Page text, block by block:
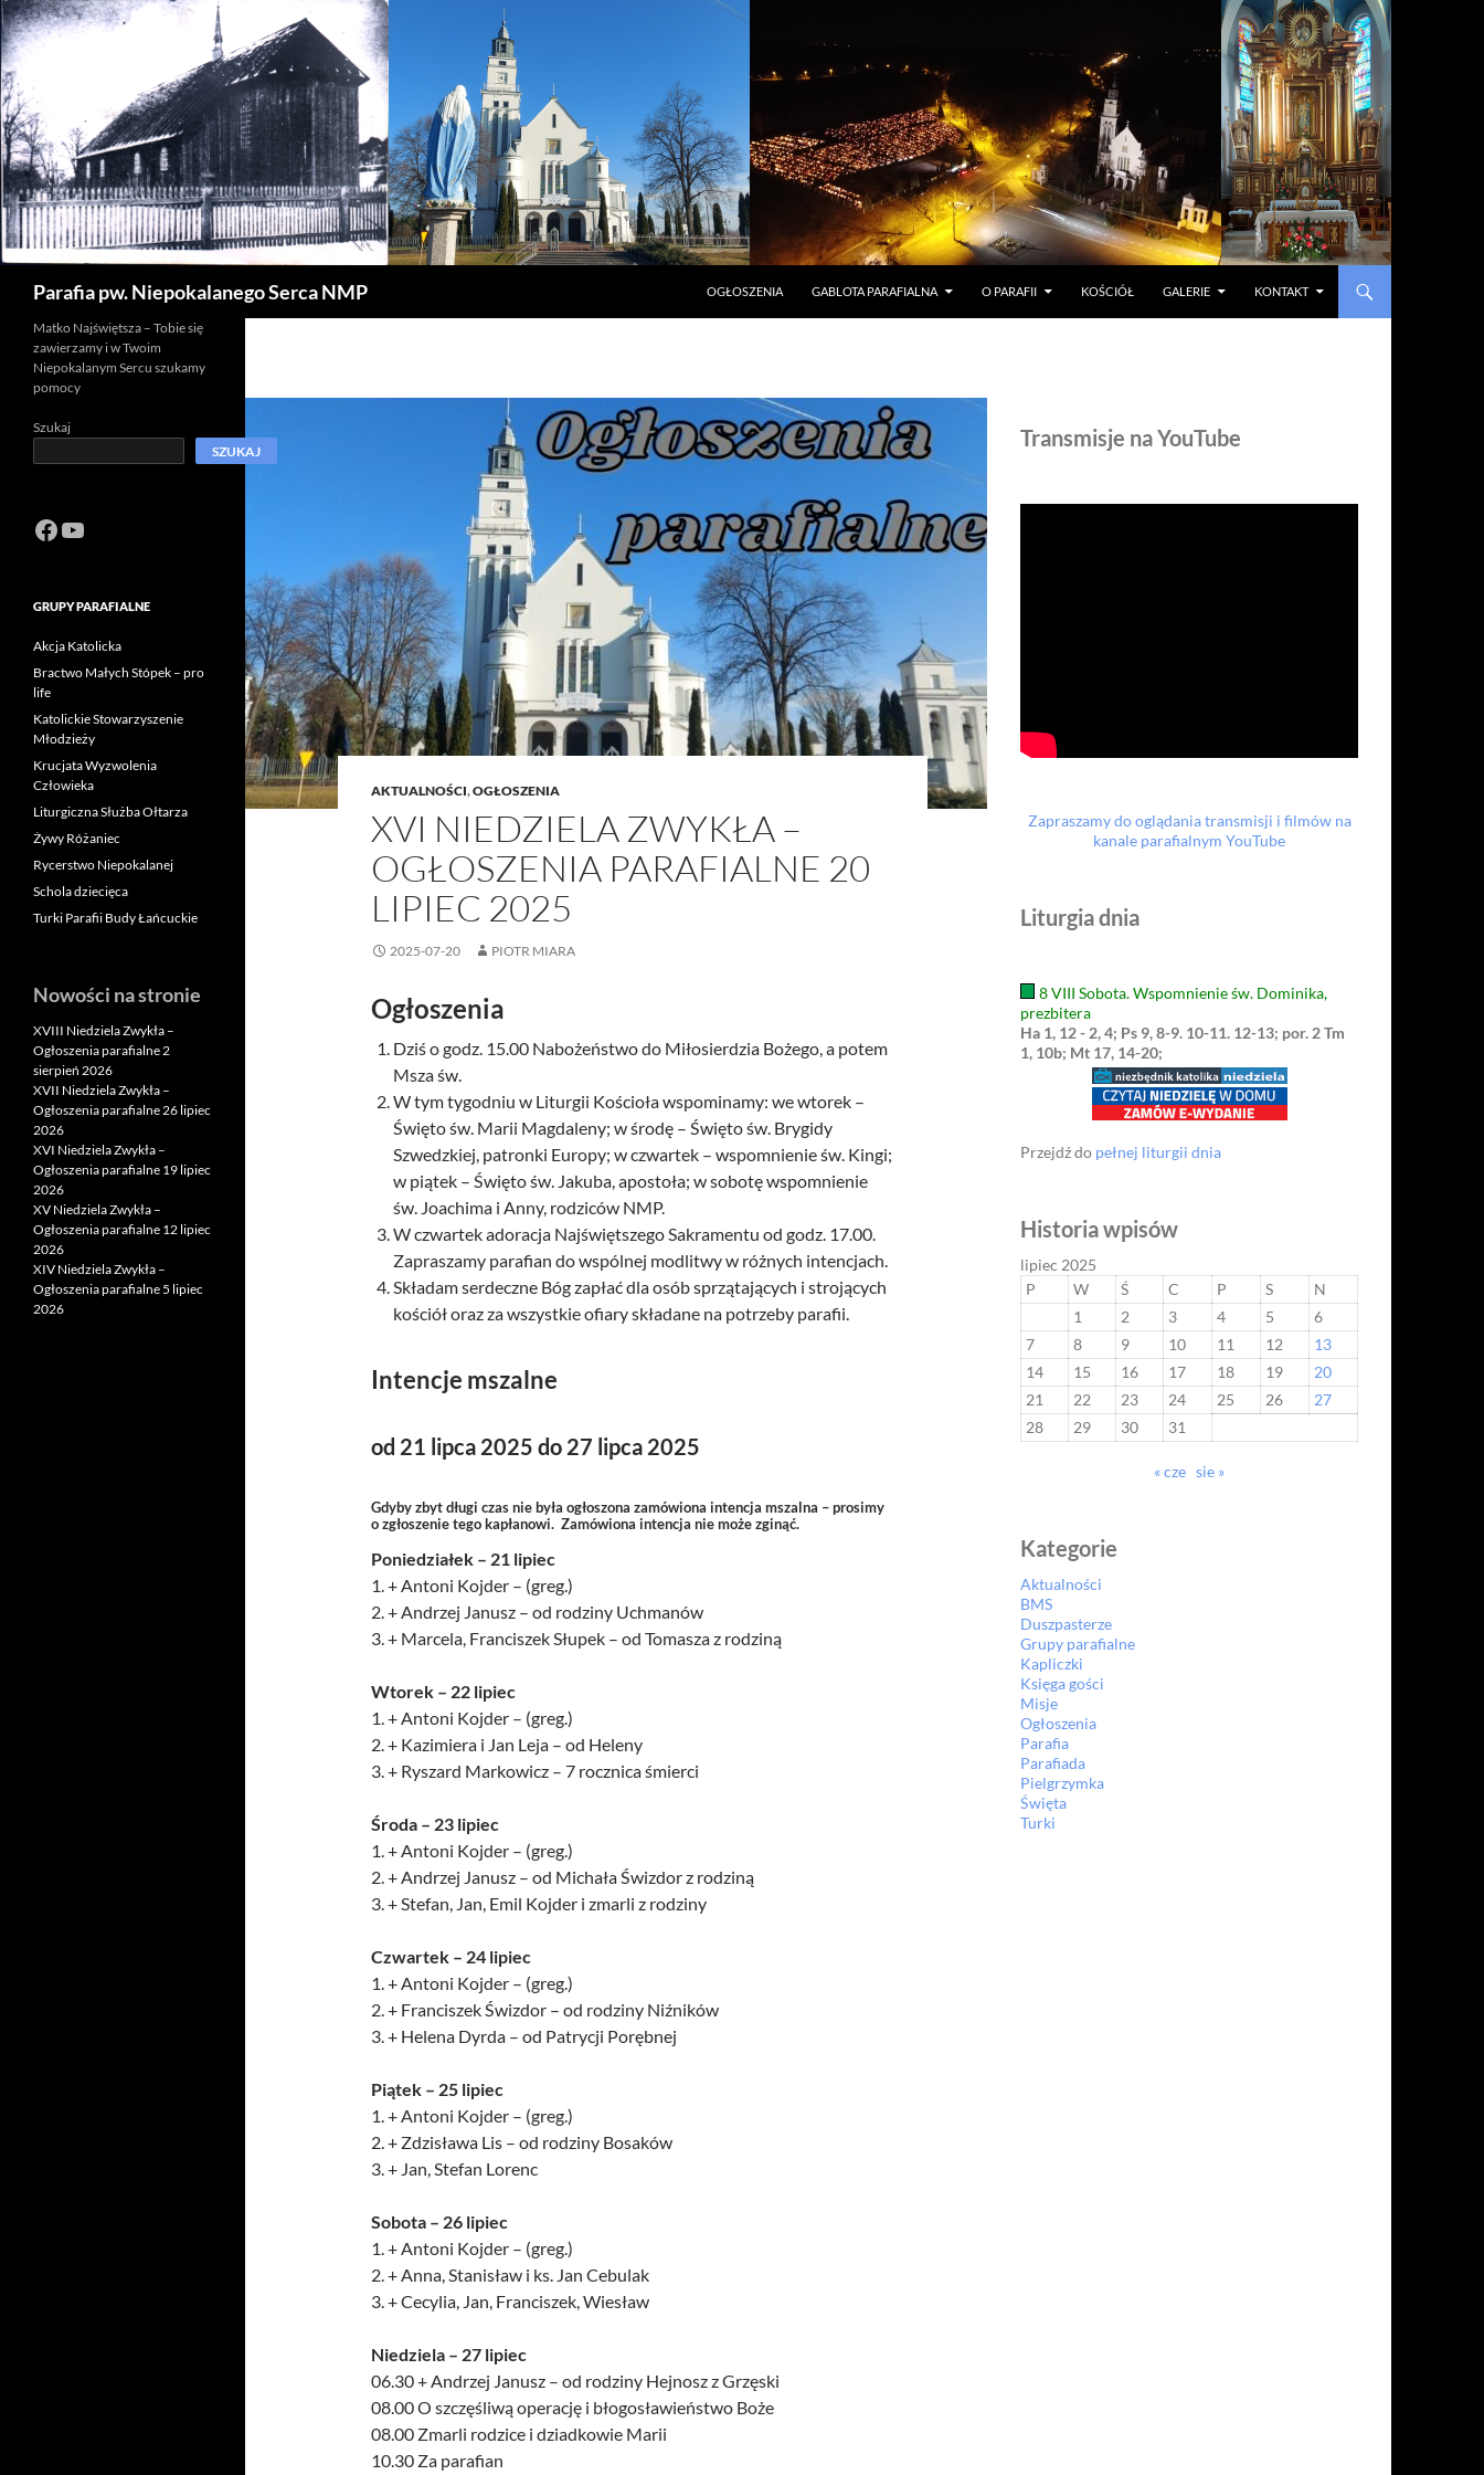
Parafia pw. Niepokalanego Serca NMP
OGŁOSZENIA
GABLOTA PARAFIALNA O PARAFII KOŚCIÓŁ GALERIE KONTAKT
AKTUALNOŚCI,OGŁOSZENIA
XVI NIEDZIELA ZWYKŁA –
OGŁOSZENIA PARAFIALNE 20
LIPIEC 2025
2025-07-20 PIOTR MIARA
Ogłoszenia
Dziś o godz. 15.00 Nabożeństwo do Miłosierdzia Bożego, a potem
Msza św.
W tym tygodniu w Liturgii Kościoła wspominamy: we wtorek –
Święto św. Marii Magdaleny; w środę – Święto św. Brygidy
Szwedzkiej, patronki Europy; w czwartek – wspomnienie św. Kingi;
w piątek – Święto św. Jakuba, apostoła; w sobotę wspomnienie
św. Joachima i Anny, rodziców NMP.
W czwartek adoracja Najświętszego Sakramentu od godz. 17.00.
Zapraszamy parafian do wspólnej modlitwy w różnych intencjach.
Składam serdeczne Bóg zapłać dla osób sprzątających i strojących
kościół oraz za wszystkie ofiary składane na potrzeby parafii.
Intencje mszalne
od 21 lipca 2025 do 27 lipca 2025
Gdyby zbyt długi czas nie była ogłoszona zamówiona intencja mszalna – prosimy
o zgłoszenie tego kapłanowi. Zamówiona intencja nie może zginąć.
Poniedziałek – 21 lipiec
1. + Antoni Kojder – (greg.)
2. + Andrzej Janusz – od rodziny Uchmanów
3. + Marcela, Franciszek Słupek – od Tomasza z rodziną
Wtorek – 22 lipiec
1. + Antoni Kojder – (greg.)
2. + Kazimiera i Jan Leja – od Heleny
3. + Ryszard Markowicz – 7 rocznica śmierci
Środa – 23 lipiec
1. + Antoni Kojder – (greg.)
2. + Andrzej Janusz – od Michała Świzdor z rodziną
3. + Stefan, Jan, Emil Kojder i zmarli z rodziny
Czwartek – 24 lipiec
1. + Antoni Kojder – (greg.)
2. + Franciszek Świzdor – od rodziny Niźników
3. + Helena Dyrda – od Patrycji Porębnej
Piątek – 25 lipiec
1. + Antoni Kojder – (greg.)
2. + Zdzisława Lis – od rodziny Bosaków
3. + Jan, Stefan Lorenc
Sobota – 26 lipiec
1. + Antoni Kojder – (greg.)
2. + Anna, Stanisław i ks. Jan Cebulak
3. + Cecylia, Jan, Franciszek, Wiesław
Niedziela – 27 lipiec
06.30 + Andrzej Janusz – od rodziny Hejnosz z Grzęski
08.00 O szczęśliwą operację i błogosławieństwo Boże
08.00 Zmarli rodzice i dziadkowie Marii
10.30 Za parafian
Transmisje na YouTube
Zapraszamy do oglądania transmisji i filmów na
kanale parafialnym YouTube
Liturgia dnia
8 VIII Sobota. Wspomnienie św. Dominika,
prezbitera
Ha 1, 12 - 2, 4; Ps 9, 8-9. 10-11. 12-13; por. 2 Tm
1, 10b; Mt 17, 14-20;
Przejdź do pełnej liturgii dnia
Historia wpisów
lipiec 2025
P
W Ś C P S
N
1
2 3 4 5
6
7
8 9 10 11 12
13
14
15 16 17 18 19
20
21
22 23 24 25 26
27
28
29 30 31
« cze sie »
Kategorie
Aktualności
BMS
Duszpasterze
Grupy parafialne
Kapliczki
Księga gości
Misje
Ogłoszenia
Parafia
Parafiada
Pielgrzymka
Święta
Turki
Matko Najświętsza – Tobie się
zawierzamy i w Twoim
Niepokalanym Sercu szukamy
pomocy
Szukaj
SZUKAJ
Facebook
https://www.youtube.com/channel/UCeN8ciSo_a79igwmwNXx2qw
GRUPY PARAFIALNE
Akcja Katolicka
Bractwo Małych Stópek – pro
life
Katolickie Stowarzyszenie
Młodzieży
Krucjata Wyzwolenia
Człowieka
Liturgiczna Służba Ołtarza
Żywy Różaniec
Rycerstwo Niepokalanej
Schola dziecięca
Turki Parafii Budy Łańcuckie
Nowości na stronie
XVIII Niedziela Zwykła –
Ogłoszenia parafialne 2
sierpień 2026
XVII Niedziela Zwykła –
Ogłoszenia parafialne 26 lipiec
2026
XVI Niedziela Zwykła –
Ogłoszenia parafialne 19 lipiec
2026
XV Niedziela Zwykła –
Ogłoszenia parafialne 12 lipiec
2026
XIV Niedziela Zwykła –
Ogłoszenia parafialne 5 lipiec
2026